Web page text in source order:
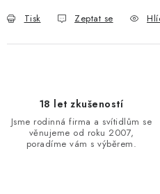
Tisk Zeptat se
18 let zkušeností
Jsme rodinná firma a svítidlům se
věnujeme od roku 2007,
poradíme vám s výběrem.